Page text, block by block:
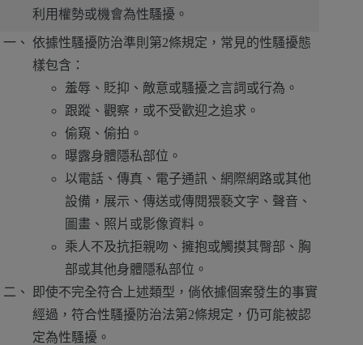
利用權勢或機會為性騷擾。
依據性騷擾防治準則第2條規定，常見的性騷擾態
樣包含：
羞辱、貶抑、敵意或騷擾之言詞或行為。
跟蹤、觀察，或不受歡迎之追求。
偷窺、偷拍。
曝露身體隱私部位。
以電話、傳真、電子通訊、網際網路或其他
設備，展示、傳送或傳閱猥褻文字、聲音、
圖畫、照片或影像資料。
乘人不及抗拒親吻、擁抱或觸摸其臀部、胸
部或其他身體隱私部位。
即使不完全符合上述類型，倘依據個案發生的事實
經過，符合性騷擾防治法第2條規定，仍可能被認
定為性騷擾。